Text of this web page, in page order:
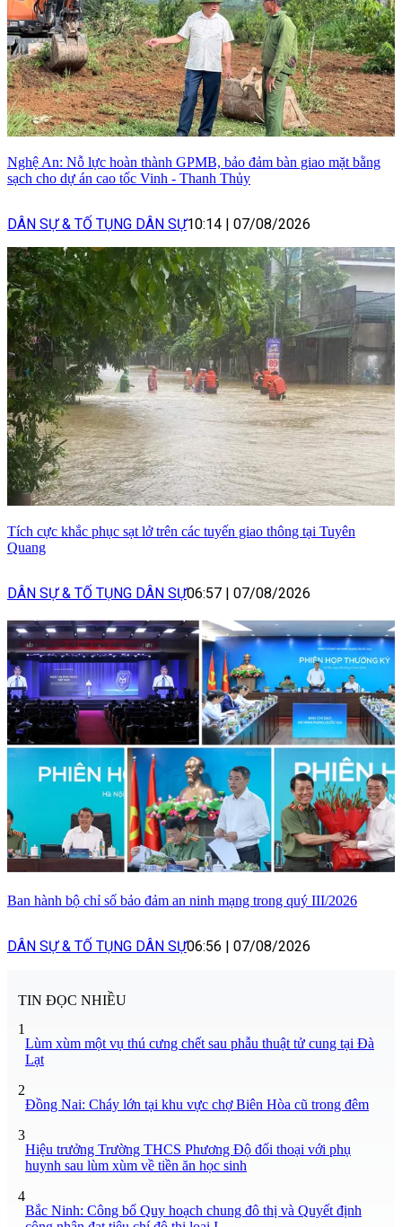
Nghệ An: Nỗ lực hoàn thành GPMB, bảo đảm bàn giao mặt bằng
sạch cho dự án cao tốc Vinh - Thanh Thủy
DÂN SỰ & TỐ TỤNG DÂN SỰ10:14 | 07/08/2026
Tích cực khắc phục sạt lở trên các tuyến giao thông tại Tuyên
Quang
DÂN SỰ & TỐ TỤNG DÂN SỰ06:57 | 07/08/2026
Ban hành bộ chỉ số bảo đảm an ninh mạng trong quý III/2026
DÂN SỰ & TỐ TỤNG DÂN SỰ06:56 | 07/08/2026
TIN ĐỌC NHIỀU
1
Lùm xùm một vụ thú cưng chết sau phẫu thuật tử cung tại Đà
Lạt
2
Đồng Nai: Cháy lớn tại khu vực chợ Biên Hòa cũ trong đêm
3
Hiệu trưởng Trường THCS Phương Độ đối thoại với phụ
huynh sau lùm xùm về tiền ăn học sinh
4
Bắc Ninh: Công bố Quy hoạch chung đô thị và Quyết định